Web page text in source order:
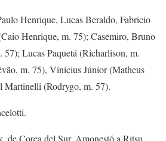
Henrique, Lucas Beraldo, Fabricio
Henrique, m. 75); Casemiro, Bruno
57); Lucas Paquetá (Richarlison, m.
m. 75), Vinícius Júnior (Matheus
Martinelli (Rodrygo, m. 57).
de Corea del Sur. Amonestó a Ritsu